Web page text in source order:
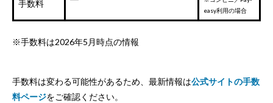
手数料
easy利用の場合
※手数料は2026年5月時点の情報
手数料は変わる可能性があるため、最新情報は公式サイトの手数
料ページをご確認ください。